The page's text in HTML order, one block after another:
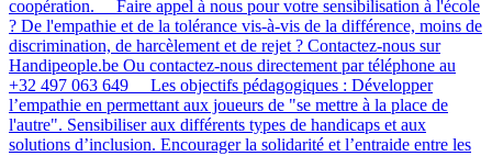
coopération. Faire appel à nous pour votre sensibilisation à l'école
? De l'empathie et de la tolérance vis-à-vis de la différence, moins de
discrimination, de harcèlement et de rejet ? Contactez-nous sur
Handipeople.be Ou contactez-nous directement par téléphone au
+32 497 063 649 Les objectifs pédagogiques : Développer
l’empathie en permettant aux joueurs de "se mettre à la place de
l'autre". Sensibiliser aux différents types de handicaps et aux
solutions d’inclusion. Encourager la solidarité et l’entraide entre les